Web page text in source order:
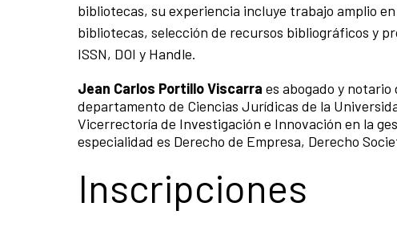
bibliotecas, su experiencia incluye trabajo amplio
bibliotecas, selección de recursos bibliográficos y
ISSN, DOI y Handle.
Jean Carlos Portillo Viscarra es abogado y
departamento de Ciencias Jurídicas de la
Vicerrectoría de Investigación e Innovación en la
especialidad es Derecho de Empresa, Derecho
Inscripciones